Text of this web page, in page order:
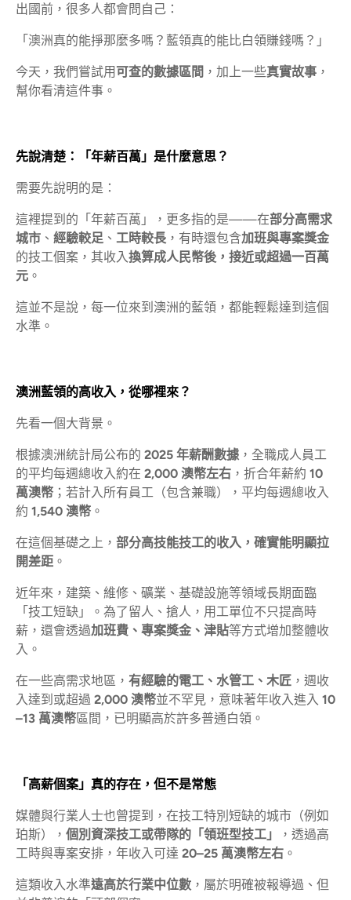
出國前，很多人都會問自己：
「澳洲真的能掙那麼多嗎？藍領真的能比白領賺錢嗎？」
今天，我們嘗試用 可查的數據區間 ，加上一些真實故事 ，
幫你看清這件事。
先說清楚：「年薪百萬」是什麼意思？
需要先說明的是：
這裡提到的「年薪百萬」，更多指的是——在部分高需求
城市 、 經驗較足 、 工時較長 ，有時還包含加班與專案獎金
的技工個案，其收入換算成人民幣後，接近或超過一百萬
元 。
這並不是說，每一位來到澳洲的藍領，都能輕鬆達到這個
水準。
澳洲藍領的高收入，從哪裡來？
先看一個大背景。
根據澳洲統計局公布的 2025 年薪酬數據 ，全職成人員工
的平均每週總收入約在 2,000 澳幣左右 ，折合年薪約 10
萬澳幣 ；若計入所有員工（包含兼職），平均每週總收入
約 1,540 澳幣 。
在這個基礎之上， 部分高技能技工的收入，確實能明顯拉
開差距 。
近年來，建築、維修、礦業、基礎設施等領域長期面臨
「技工短缺」。為了留人、搶人，用工單位不只提高時
薪，還會透過加班費、專案獎金、津貼等方式增加整體收
入。
在一些高需求地區， 有經驗的電工、水管工、木匠 ，週收
入達到或超過 2,000 澳幣並不罕見，意味著年收入進入 10
–13 萬澳幣區間，已明顯高於許多普通白領。
「高薪個案」真的存在，但不是常態
媒體與行業人士也曾提到，在技工特別短缺的城市（例如
珀斯）， 個別資深技工或帶隊的「領班型技工」
，透過高
工時與專案安排，年收入可達 20–25 萬澳幣左右 。
這類收入水準遠高於行業中位數 ，屬於明確被報導過、但